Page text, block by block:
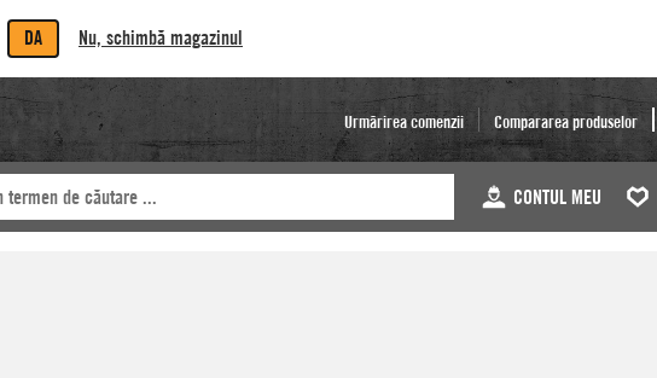
DA Nu, schimbă magazinul
Urmărirea comenzii Compararea produselor
CONTUL MEU